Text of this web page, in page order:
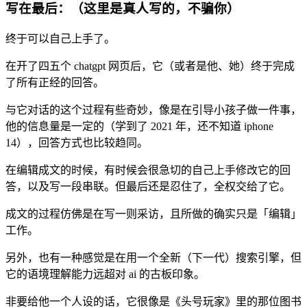
写在最后：（这里是真人写的，不骗你）
终于可以自己上手了。
在开了四五个 chatgpt 网页后，它（或者是他、她）终于完成
了所有正经的回答。
与它对话的这个过程有些奇妙，像是在引导小孩子做一件事，
他的信息量是一定的（学到了 2021 年，还不知道 iphone
14），回答方式也比较趋同。
在编辑成文的时候，有时候会很急切的自己上手修改它的回
答，以及写一段串联。但最后还是忍住了，全权交给了它。
成文的过程仿佛是在写一则采访，且所做的确实只是「编辑」
工作。
另外，也有一种感觉是在用一个全新（下一代）搜索引擎，但
它的语境理解能力远超对 ai 的古板印象。
非要给他一个人设的话，它很像是《头号玩家》里的那位图书